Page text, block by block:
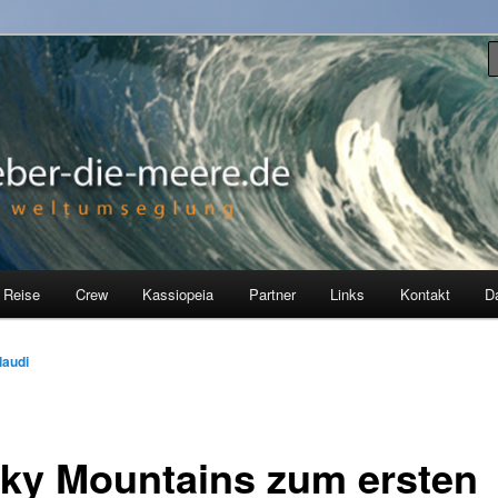
einer Hallberg Rasmus 35, erkunden wir seit Juli 2012 die Welt.
Crew Kassiopeia Partner Links Kontakt
Mountains zum ersten